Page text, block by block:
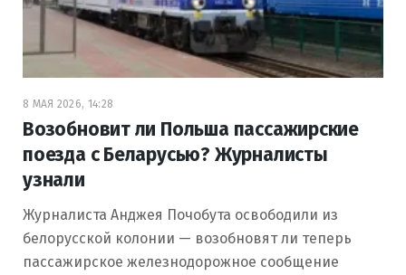
8 МАЯ 2026, 14:28
Возобновит ли Польша пассажирские
поезда с Беларусью? Журналисты
узнали
Журналиста Анджея Почобута освободили из
белорусской колонии — возобновят ли теперь
пассажирское железнодорожное сообщение